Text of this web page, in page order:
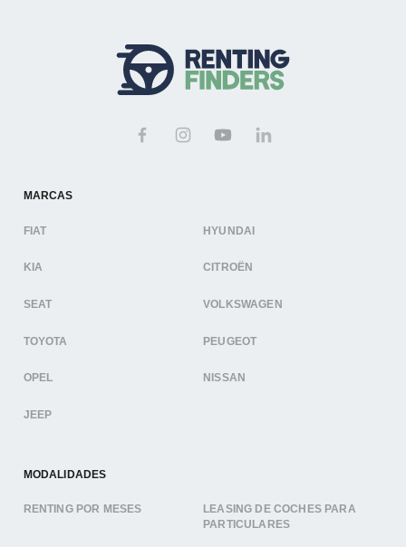
MARCAS
FIAT HYUNDAI
KIA CITROËN
SEAT VOLKSWAGEN
TOYOTA PEUGEOT
OPEL NISSAN
JEEP
MODALIDADES
RENTING POR MESES
LEASING DE COCHES PARA
PARTICULARES